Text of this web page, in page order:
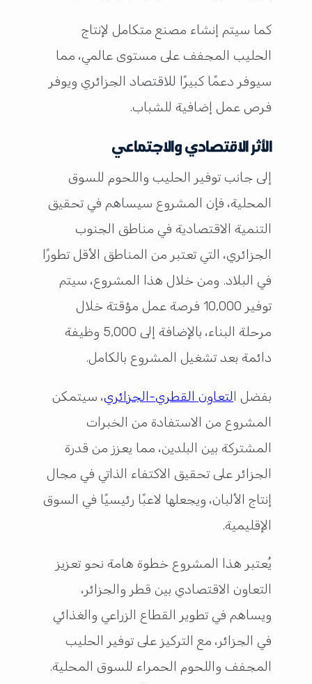
كما سيتم إنشاء مصنع متكامل لإنتاج
الحليب المجفف على مستوى عالمي، مما
سيوفر دعمًا كبيرًا للاقتصاد الجزائري ويوفر
فرص عمل إضافية للشباب.
الأثر الاقتصادي والاجتماعي
إلى جانب توفير الحليب واللحوم للسوق
المحلية، فإن المشروع سيساهم في تحقيق
التنمية الاقتصادية في مناطق الجنوب
الجزائري، التي تعتبر من المناطق الأقل تطورًا
في البلاد. ومن خلال هذا المشروع، سيتم
توفير 10,000 فرصة عمل مؤقتة خلال
مرحلة البناء، بالإضافة إلى 5,000 وظيفة
دائمة بعد تشغيل المشروع بالكامل.
بفضل ا لتعاون القطري-الجزائري، سيتمكن
المشروع من الاستفادة من الخبرات
المشتركة بين البلدين، مما يعزز من قدرة
الجزائر على تحقيق الاكتفاء الذاتي في مجال
إنتاج الألبان، ويجعلها لاعبًا رئيسيًا في السوق
الإقليمية.
يُعتبر هذا المشروع خطوة هامة نحو تعزيز
التعاون الاقتصادي بين قطر والجزائر،
ويساهم في تطوير القطاع الزراعي والغذائي
في الجزائر، مع التركيز على توفير الحليب
المجفف واللحوم الحمراء للسوق المحلية.